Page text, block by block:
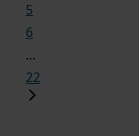
5
6
...
22